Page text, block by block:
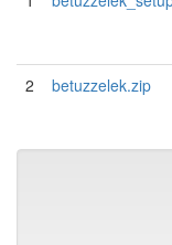
2
betuzzelek.zip